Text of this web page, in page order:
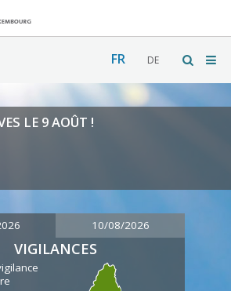
FR DE
LE 9 AOÛT !
10/08/2026
VIGILANCES